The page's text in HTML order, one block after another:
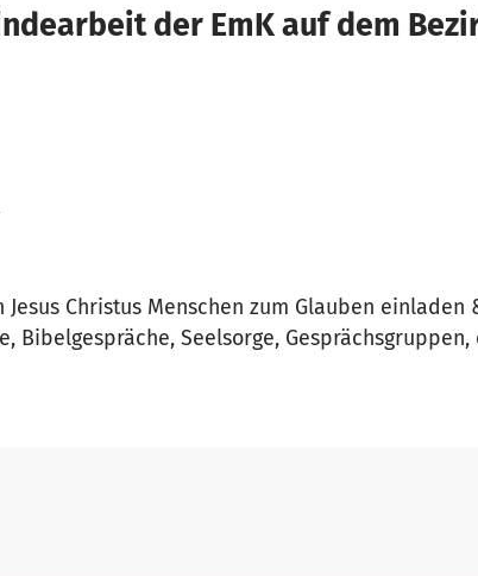
der EmK auf dem
Christus Menschen zum Glauben
Bibelgespräche, Seelsorge,